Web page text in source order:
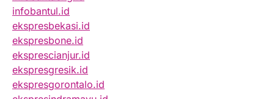
infobantul.id
ekspresbekasi.id
ekspresbone.id
eksprescianjur.id
ekspresgresik.id
ekspresgorontalo.id